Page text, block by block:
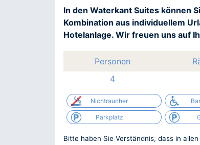
In den Waterkant Suites können
Kombination aus individuellem
Hotelanlage. Wir freuen uns auf
Personen
4
Nichtraucher
Parkplatz
Bitte haben Sie Verständnis, dass in